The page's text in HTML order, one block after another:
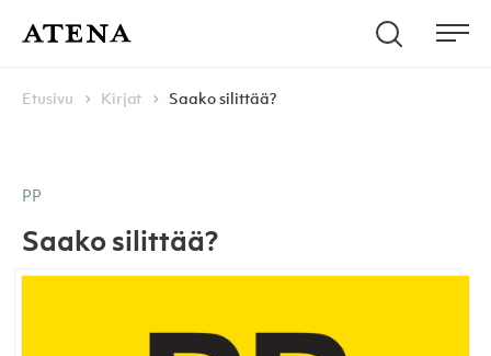
Atena Kustannus Hae
Navigoi
Etusivu
Kirjat Saako silittää?
PP
Saako silittää?